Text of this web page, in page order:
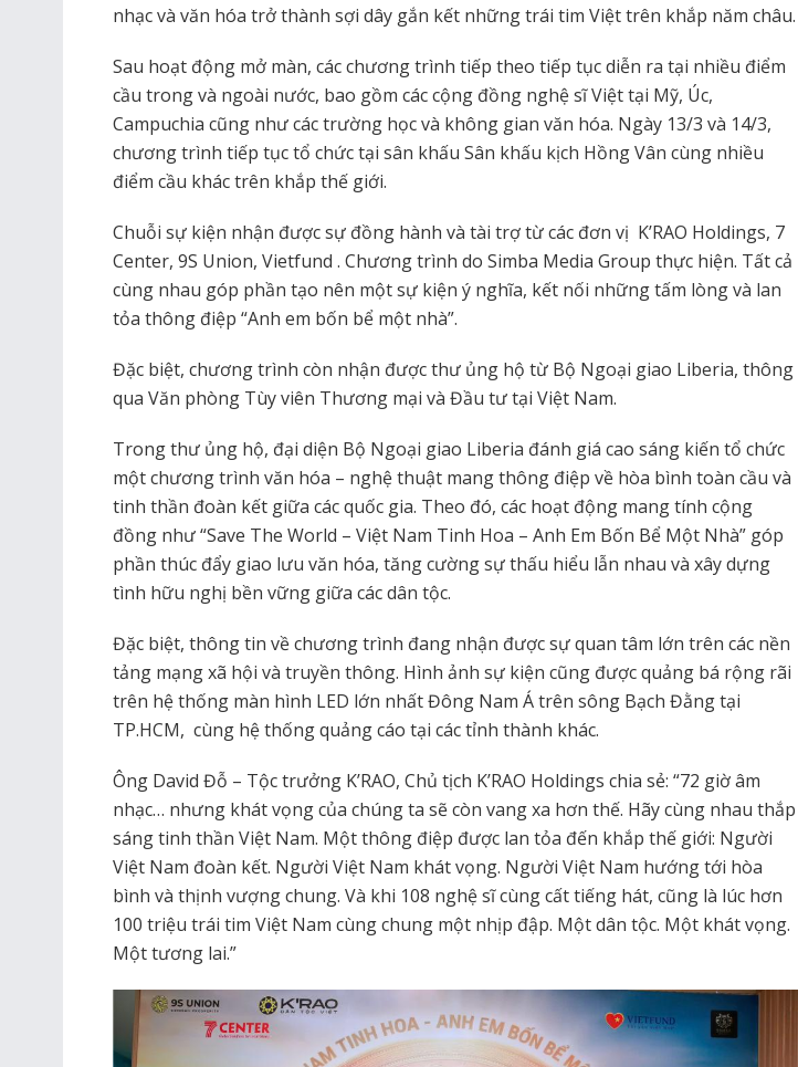
nhạc và văn hóa trở thành sợi dây gắn kết những trái tim Việt trên khắp năm châu.
Sau hoạt động mở màn, các chương trình tiếp theo tiếp tục diễn ra tại nhiều điểm
cầu trong và ngoài nước, bao gồm các cộng đồng nghệ sĩ Việt tại Mỹ, Úc,
Campuchia cũng như các trường học và không gian văn hóa. Ngày 13/3 và 14/3,
chương trình tiếp tục tổ chức tại sân khấu Sân khấu kịch Hồng Vân cùng nhiều
điểm cầu khác trên khắp thế giới.
Chuỗi sự kiện nhận được sự đồng hành và tài trợ từ các đơn vị K’RAO Holdings, 7
Center, 9S Union, Vietfund . Chương trình do Simba Media Group thực hiện. Tất cả
cùng nhau góp phần tạo nên một sự kiện ý nghĩa, kết nối những tấm lòng và lan
tỏa thông điệp “Anh em bốn bể một nhà”.
Đặc biệt, chương trình còn nhận được thư ủng hộ từ Bộ Ngoại giao Liberia, thông
qua Văn phòng Tùy viên Thương mại và Đầu tư tại Việt Nam.
Trong thư ủng hộ, đại diện Bộ Ngoại giao Liberia đánh giá cao sáng kiến tổ chức
một chương trình văn hóa – nghệ thuật mang thông điệp về hòa bình toàn cầu và
tinh thần đoàn kết giữa các quốc gia. Theo đó, các hoạt động mang tính cộng
đồng như “Save The World – Việt Nam Tinh Hoa – Anh Em Bốn Bể Một Nhà” góp
phần thúc đẩy giao lưu văn hóa, tăng cường sự thấu hiểu lẫn nhau và xây dựng
tình hữu nghị bền vững giữa các dân tộc.
Đặc biệt, thông tin về chương trình đang nhận được sự quan tâm lớn trên các nền
tảng mạng xã hội và truyền thông. Hình ảnh sự kiện cũng được quảng bá rộng rãi
trên hệ thống màn hình LED lớn nhất Đông Nam Á trên sông Bạch Đằng tại
TP.HCM, cùng hệ thống quảng cáo tại các tỉnh thành khác.
Ông David Đỗ – Tộc trưởng K’RAO, Chủ tịch K’RAO Holdings chia sẻ: “72 giờ âm
nhạc… nhưng khát vọng của chúng ta sẽ còn vang xa hơn thế. Hãy cùng nhau thắp
sáng tinh thần Việt Nam. Một thông điệp được lan tỏa đến khắp thế giới: Người
Việt Nam đoàn kết. Người Việt Nam khát vọng. Người Việt Nam hướng tới hòa
bình và thịnh vượng chung. Và khi 108 nghệ sĩ cùng cất tiếng hát, cũng là lúc hơn
100 triệu trái tim Việt Nam cùng chung một nhịp đập. Một dân tộc. Một khát vọng.
Một tương lai.”